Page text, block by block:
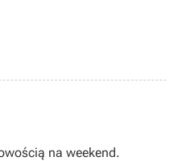
na weekend.